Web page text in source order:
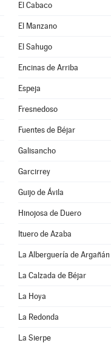
El Cabaco
El Manzano
El Sahugo
Encinas de Arriba
Espeja
Fresnedoso
Fuentes de Béjar
Galisancho
Garcirrey
Guijo de Ávila
Hinojosa de Duero
Ituero de Azaba
La Alberguería de Argañán
La Calzada de Béjar
La Hoya
La Redonda
La Sierpe